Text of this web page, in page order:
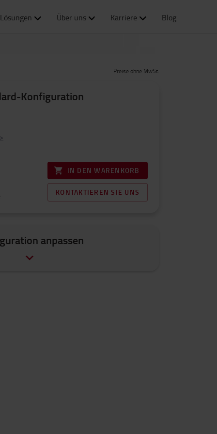
Lösungen Über uns Karriere Blog
Preise ohne MwSt.
Konfiguration
IN DEN WARENKORB
KONTAKTIEREN SIE UNS
anpassen